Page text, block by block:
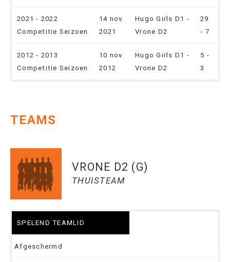
2021 - 2022
Competitie Seizoen
14 nov.
2021
Hugo Girls D1 -
Vrone D2
29
- 7
2012 - 2013
Competitie Seizoen
10 nov.
2012
Hugo Girls D1 -
Vrone D2
5 -
3
TEAMS
VRONE D2 (G)
THUISTEAM
SPELEND TEAMLID
Afgeschermd